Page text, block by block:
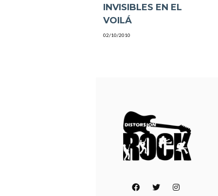
INVISIBLES EN EL
VOILÁ
02/10/2010